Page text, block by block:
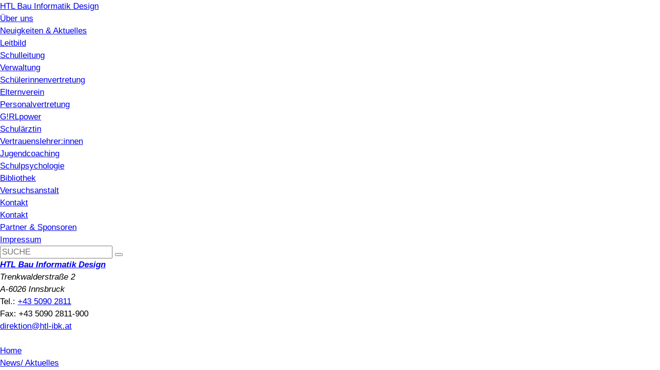
HTL Bau Informatik Design
Über uns
Neuigkeiten & Aktuelles
Leitbild
Schulleitung
Verwaltung
Schülerinnenvertretung
Elternverein
Personalvertretung
G!RLpower
Schulärztin
Vertrauenslehrer:innen
Jugendcoaching
Schulpsychologie
Bibliothek
Versuchsanstalt
Kontakt
Kontakt
Partner & Sponsoren
Impressum
HTL Bau Informatik Design
Trenkwalderstraße 2
A-6026 Innsbruck
Tel.: +43 5090 2811
Fax: +43 5090 2811-900
direktion@htl-ibk.at
Home
News/ Aktuelles